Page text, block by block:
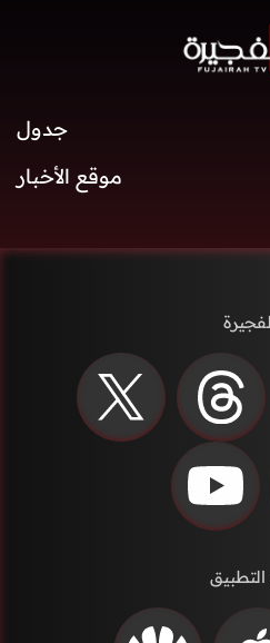
جدول
موقع الأخبار